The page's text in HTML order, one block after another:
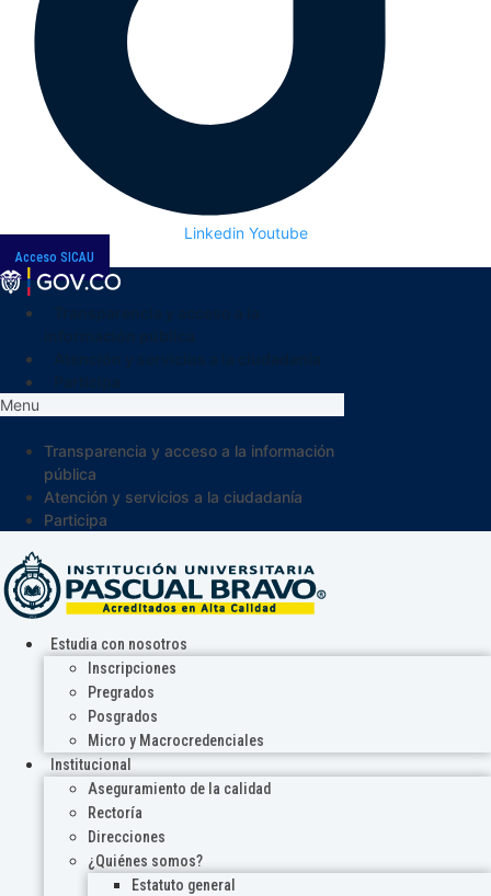
Linkedin Youtube
Acceso SICAU
Menu
Transparencia y acceso a la información
pública
Atención y servicios a la ciudadanía
Participa
Estudia con nosotros
Inscripciones
Pregrados
Posgrados
Micro y Macrocredenciales
Institucional
Aseguramiento de la calidad
Rectoría
Direcciones
¿Quiénes somos?
Estatuto general